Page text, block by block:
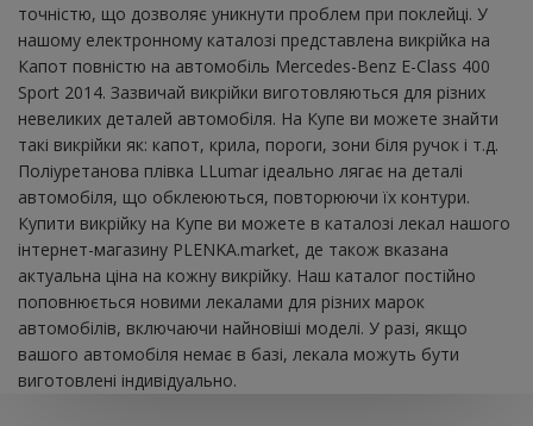
точністю, що дозволяє уникнути проблем при поклейці. У
нашому електронному каталозі представлена ​​викрійка на
Капот повністю на автомобіль Mercedes-Benz E-Class 400
Sport 2014. Зазвичай викрійки виготовляються для різних
невеликих деталей автомобіля. На Купе ви можете знайти
такі викрійки як: капот, крила, пороги, зони біля ручок і т.д.
Поліуретанова плівка LLumar ідеально лягає на деталі
автомобіля, що обклеюються, повторюючи їх контури.
Купити викрійку на Купе ви можете в каталозі лекал нашого
інтернет-магазину PLENKA.market, де також вказана
актуальна ціна на кожну викрійку. Наш каталог постійно
поповнюється новими лекалами для різних марок
автомобілів, включаючи найновіші моделі. У разі, якщо
вашого автомобіля немає в базі, лекала можуть бути
виготовлені індивідуально.